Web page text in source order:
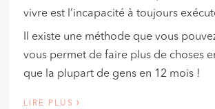
vivre est l’incapacité à toujours
Il existe une méthode que vous
vous permet de faire plus de choses
que la plupart de gens en 12 mois !
LIRE PLUS ›